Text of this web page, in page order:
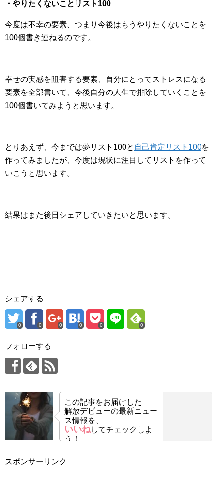
・やりたくないことリスト100
今度は不幸の要素、つまり今後はもうやりたくないことを
100個書き連ねるのです。
幸せの実感を阻害する要素、自分にとってストレスになる
要素を全部書いて、今後自分の人生で排除していくことを
100個書いてみようと思います。
とりあえず、今までは夢リスト100と 自己肯定リスト100を
作ってみましたが、今度は現状に注目してリストを作って
いこうと思います。
結果はまた後日シェアしていきたいと思います。
シェアする
0 0 0 0 0 0
フォローする
この記事をお届けした
解放デビューの最新ニュー
ス情報を、
いいねしてチェックしよ
う！
スポンサーリンク